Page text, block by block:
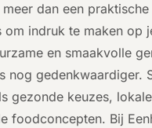
dan een
om indruk te maken op
en smaakvolle
nog gedenkwaardiger.
gezonde keuzes,
foodconcepten. Bij